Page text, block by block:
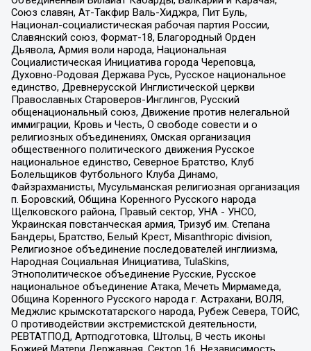
Союз славян, Ат-Такфир Валь-Хиджра, Пит Буль,
Национал-социалистическая рабочая партия России,
Славянский союз, Формат-18, Благородный Орден
Дьявола, Армия воли народа, Национальная
Социалистическая Инициатива города Череповца,
Духовно-Родовая Держава Русь, Русское национальное
единство, Древнерусской Инглистической церкви
Православных Староверов-Инглингов, Русский
общенациональный союз, Движение против нелегальной
иммиграции, Кровь и Честь, О свободе совести и о
религиозных объединениях, Омская организация
общественного политического движения Русское
национальное единство, Северное Братство, Клуб
Болельщиков Футбольного Клуба Динамо,
Файзрахманисты, Мусульманская религиозная организация
п. Боровский, Община Коренного Русского народа
Щелковского района, Правый сектор, УНА - УНСО,
Украинская повстанческая армия, Тризуб им. Степана
Бандеры, Братство, Белый Крест, Misanthropic division,
Религиозное объединение последователей инглиизма,
Народная Социальная Инициатива, TulaSkins,
Этнополитическое объединение Русские, Русское
национальное объединение Атака, Мечеть Мирмамеда,
Община Коренного Русского народа г. Астрахани, ВОЛЯ,
Меджлис крымскотатарского народа, Рубеж Севера, ТОЙС,
О противодействии экстремистской деятельности,
РЕВТАТПОД, Артподготовка, Штольц, В честь иконы